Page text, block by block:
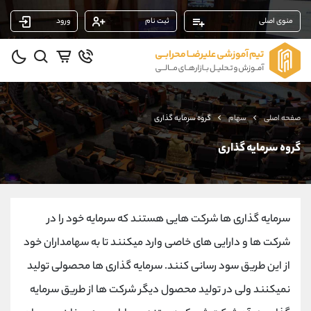
منوی اصلی ثبت نام ورود
صفحه اصلی سهام گروه سرمایه گذاری
گروه سرمایه گذاری
سرمایه گذاری ها شرکت هایی هستند که سرمایه خود را در
شرکت ها و دارایی های خاصی وارد میکنند تا به سهامداران خود
از این طریق سود رسانی کنند. سرمایه گذاری ها محصولی تولید
نمیکنند ولی در تولید محصول دیگر شرکت ها از طریق سرمایه
پشتیبان فروش (محسن یزدی)
موبایل 09304891085
واتساپ شروع گفتگو
تلگرام @Armteam_admin_103
داخلی 103
پشتیبان فروش (ایمان پوراسماعیلی)
واتساپ شروع گفتگو
@Armteam_admin_por
داخلی
پشتیبان فروش (فائزه تهرانی)